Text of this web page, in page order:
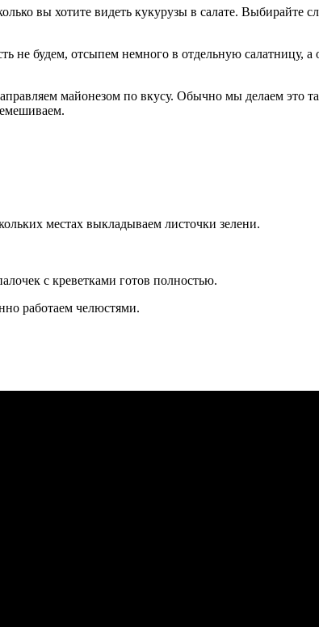
вы хотите видеть кукурузы в салате. Выбирайте
не будем, отсыпем немного в отдельную салатницу,
майонезом по вкусу. Обычно мы делаем это
местах выкладываем листочки зелени.
с креветками готов полностью.
работаем челюстями.